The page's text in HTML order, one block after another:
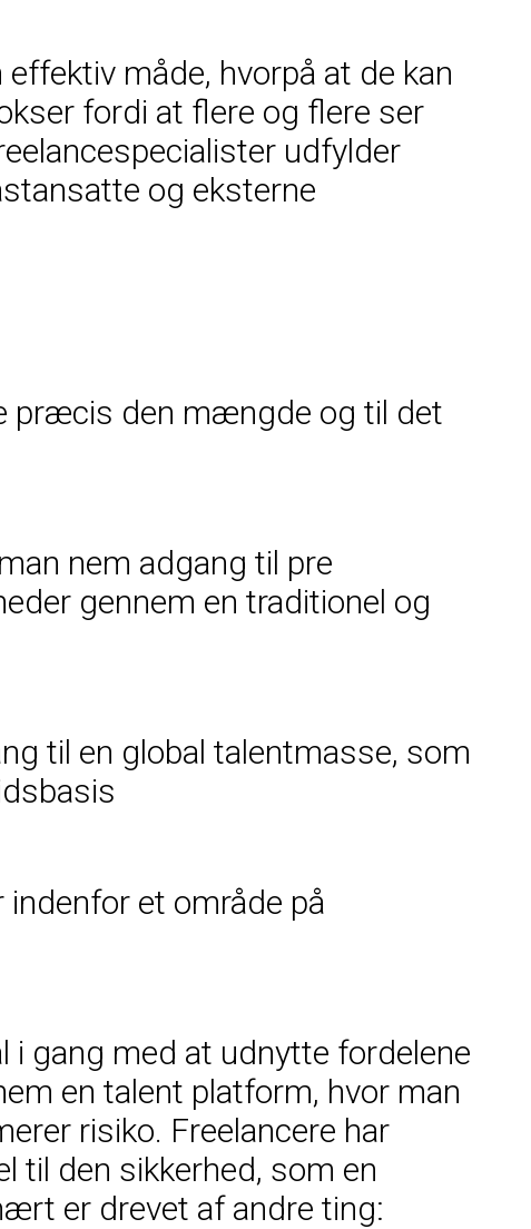
måde, hvorpå at de kan
fordi at flere og flere ser
udfylder
og eksterne
præcis den mængde og til det
nem adgang til pre
gennem en traditionel og
til en global talentmasse, som
et område på
i gang med at udnytte fordelene
en talent platform, hvor man
risiko. Freelancere har
til den sikkerhed, som en
er drevet af andre ting: